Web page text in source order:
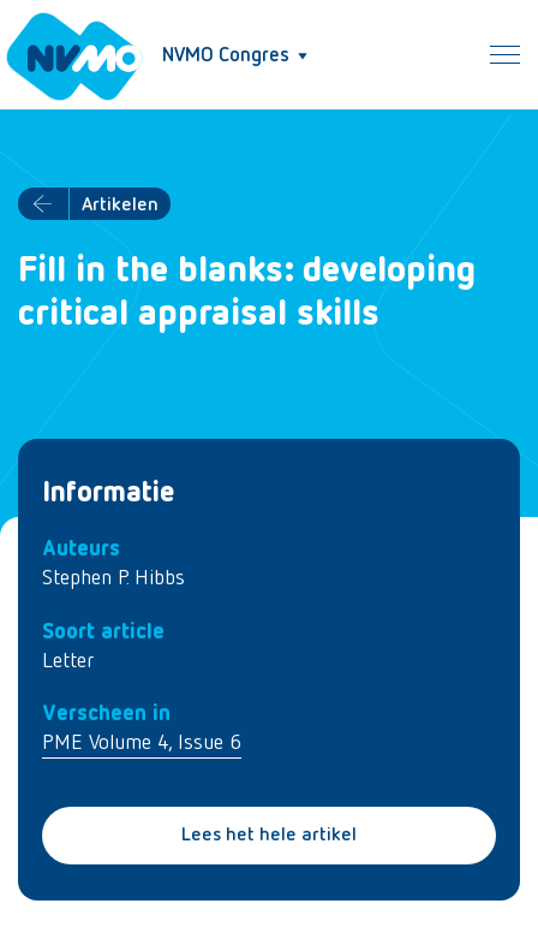
NVMO Congres
Artikelen
Fill in the blanks: developing
critical appraisal skills
Informatie
Auteurs
Stephen P. Hibbs
Soort article
Letter
Verscheen in
PME Volume 4, Issue 6
Lees het hele artikel